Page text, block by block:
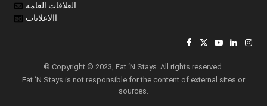
العلاقات العامه
االاعلانات
Facebook
X
YouTube
LinkedIn
© Copyright © 2023, Eat ‘N Stays. All rights reserved.
Eat ‘N Stays is not responsible for the content of external sites or
sources.